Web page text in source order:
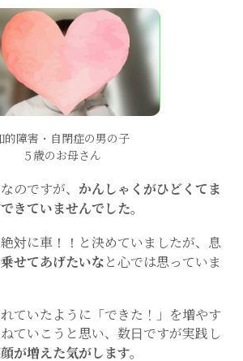
的障害・自閉症の男の子
５歳のお母さん
のですが、 かんしゃくがひどくてま
きていませんでした。
対に車！！と決めていましたが、息
せてあげたいな と心では思っていま
ていたように「できた！」を増やす
ていこうと思い、数日ですが実践し
が増えた気がします。